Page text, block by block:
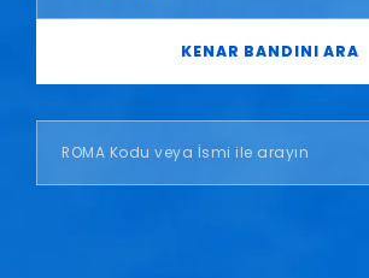
KENAR BANDINI ARA